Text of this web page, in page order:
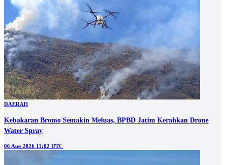
DAERAH
Kebakaran Bromo Semakin Meluas, BPBD Jatim Kerahkan Drone
Water Spray
06 Aug 2026 11:02 UTC